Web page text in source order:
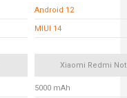
Android 12
MIUI 14
Xiaomi Redmi
5000 mAh